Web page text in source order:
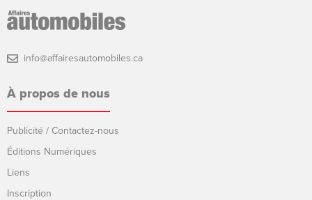
info@affairesautomobiles.ca
À propos de nous
Publicité / Contactez-nous
Éditions Numériques
Liens
Inscription